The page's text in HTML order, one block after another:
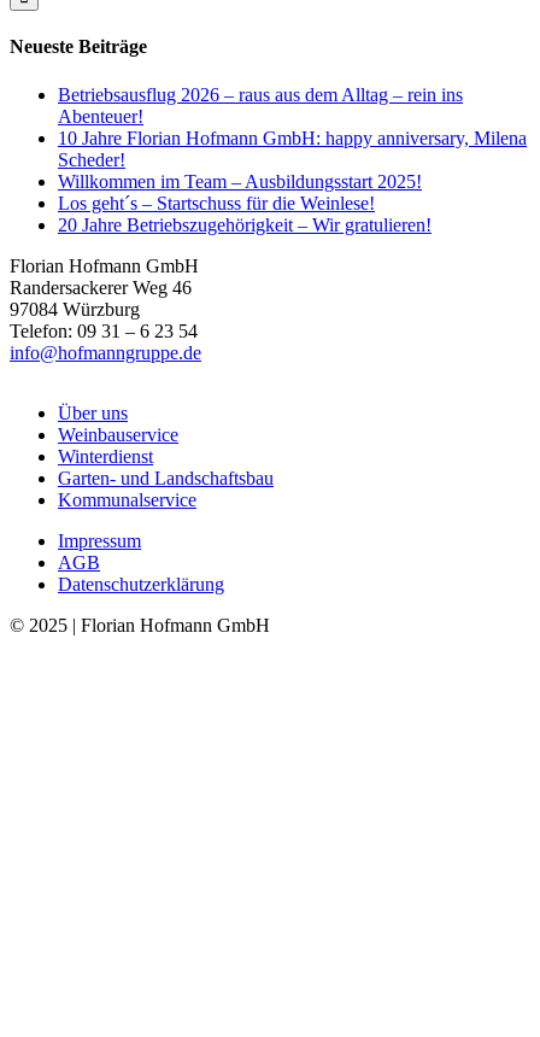
Neueste Beiträge
Betriebsausflug 2026 – raus aus dem Alltag – rein ins
Abenteuer!
10 Jahre Florian Hofmann GmbH: happy anniversary, Milena
Scheder!
Willkommen im Team – Ausbildungsstart 2025!
Los geht´s – Startschuss für die Weinlese!
20 Jahre Betriebszugehörigkeit – Wir gratulieren!
Florian Hofmann GmbH
Randersackerer Weg 46
97084 Würzburg
Telefon: 09 31 – 6 23 54
info@hofmanngruppe.de
Über uns
Weinbauservice
Winterdienst
Garten- und Landschaftsbau
Kommunalservice
Impressum
AGB
Datenschutzerklärung
© 2025 | Florian Hofmann GmbH